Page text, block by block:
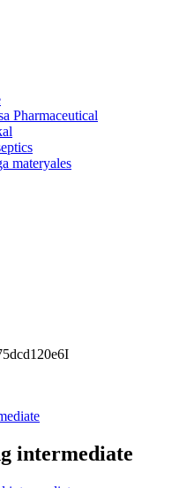
Pharmaceutical
materyales
intermediate